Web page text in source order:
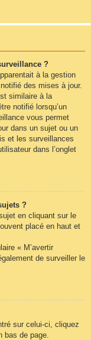
?
à la gestion
des mises à jour.
similaire à la
notifié lorsqu’un
vous permet
dans un sujet ou un
et les surveillances
dans l’onglet
?
en cliquant sur le
placé en haut et
« M’avertir
de surveiller le
sur celui-ci, cliquez
bas de page.